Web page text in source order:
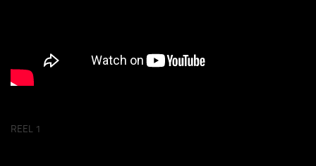
REEL 1